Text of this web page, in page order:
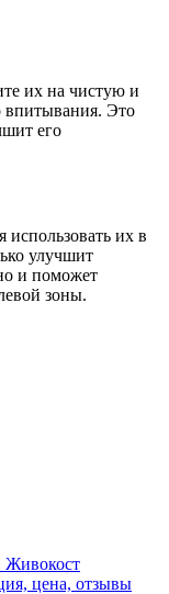
их на чистую и
впитывания. Это
его
использовать их в
улучшит
и поможет
зоны.
Живокост
цена, отзывы